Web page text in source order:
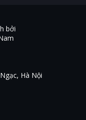
bởi
Hà Nội